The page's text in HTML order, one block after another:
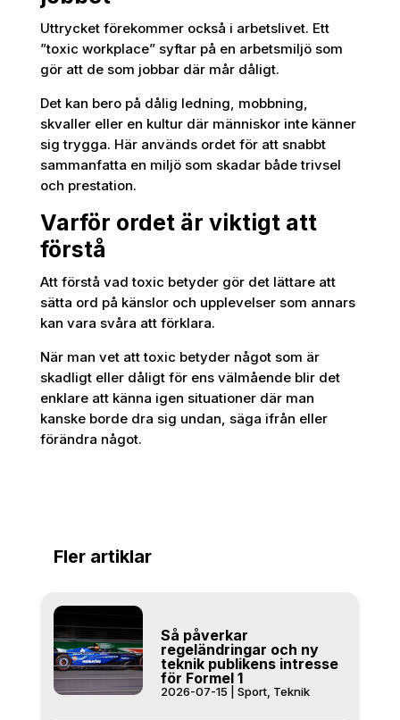
Uttrycket förekommer också i arbetslivet. Ett
”toxic workplace” syftar på en arbetsmiljö som
gör att de som jobbar där mår dåligt.
Det kan bero på dålig ledning, mobbning,
skvaller eller en kultur där människor inte känner
sig trygga. Här används ordet för att snabbt
sammanfatta en miljö som skadar både trivsel
och prestation.
Varför ordet är viktigt att
förstå
Att förstå vad toxic betyder gör det lättare att
sätta ord på känslor och upplevelser som annars
kan vara svåra att förklara.
När man vet att toxic betyder något som är
skadligt eller dåligt för ens välmående blir det
enklare att känna igen situationer där man
kanske borde dra sig undan, säga ifrån eller
förändra något.
Fler artiklar
Så påverkar
regeländringar och ny
teknik publikens intresse
för Formel 1
2026-07-15 Sport, Teknik